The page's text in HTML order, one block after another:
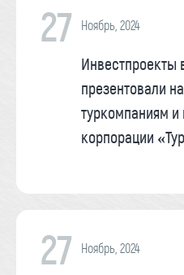
27 Ноябрь, 2024
Инвестпроекты
презентовали
туркомпаниям и
корпорации
27 Ноябрь, 2024